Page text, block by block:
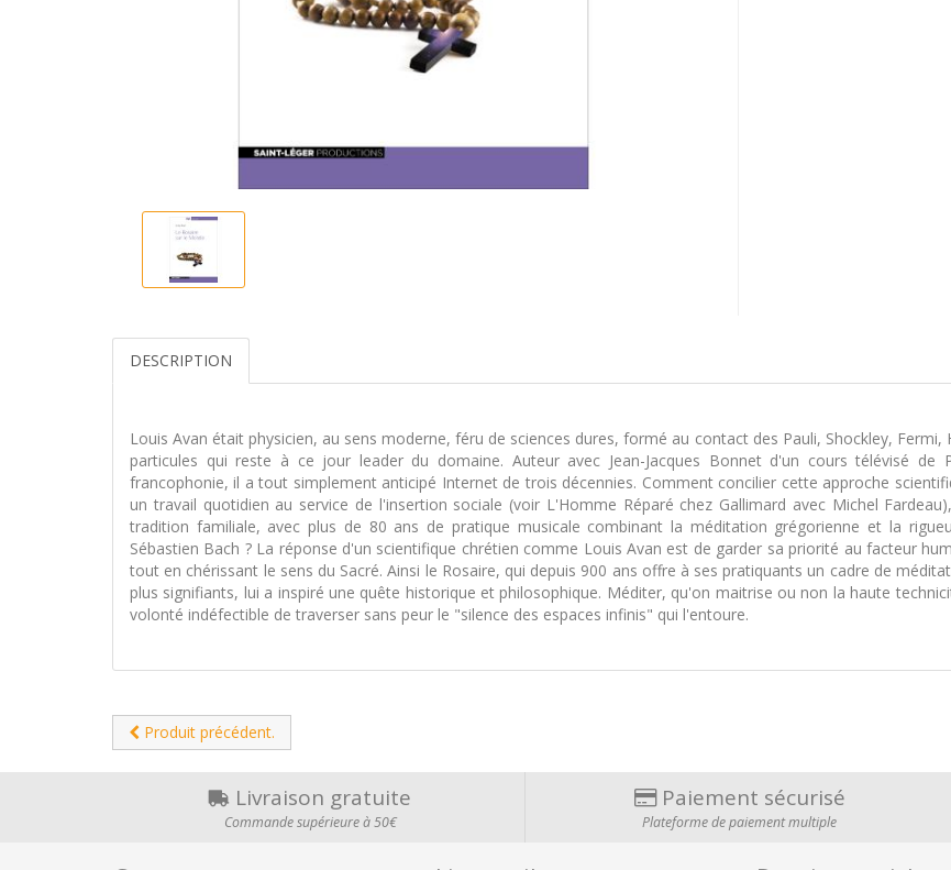
DESCRIPTION
Louis Avan était physicien, au sens moderne, féru de sciences dures, formé au contact des Pauli, Shockley,
particules qui reste à ce jour leader du domaine. Auteur avec Jean-Jacques Bonnet d'un cours télévisé de
francophonie, il a tout simplement anticipé Internet de trois décennies. Comment concilier cette approche
un travail quotidien au service de l'insertion sociale (voir L'Homme Réparé chez Gallimard avec Michel
tradition familiale, avec plus de 80 ans de pratique musicale combinant la méditation grégorienne et la
Sébastien Bach ? La réponse d'un scientifique chrétien comme Louis Avan est de garder sa priorité au facteur
tout en chérissant le sens du Sacré. Ainsi le Rosaire, qui depuis 900 ans offre à ses pratiquants un cadre de
plus signifiants, lui a inspiré une quête historique et philosophique. Méditer, qu'on maitrise ou non la haute
volonté indéfectible de traverser sans peur le "silence des espaces infinis" qui l'entoure.
Produit précédent.
Livraison gratuite
Commande supérieure à 50€
Paiement sécurisé
Plateforme de paiement multiple